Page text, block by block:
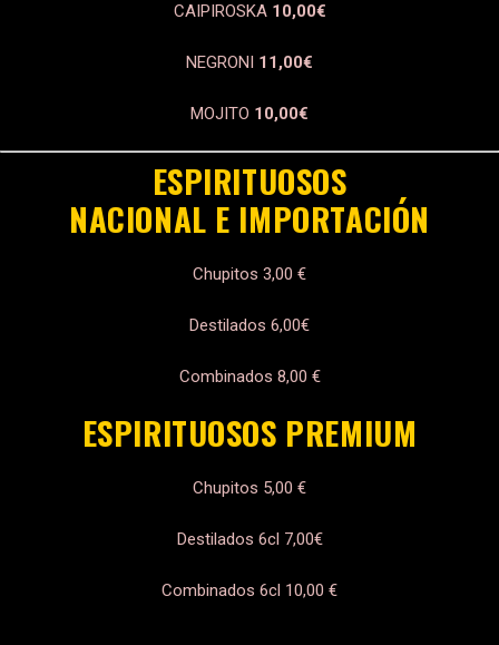
CAIPIROSKA 10,00€
NEGRONI 11,00€
MOJITO 10,00€
ESPIRITUOSOS
NACIONAL E IMPORTACIÓN
Chupitos 3,00 €
Destilados 6,00€
Combinados 8,00 €
ESPIRITUOSOS PREMIUM
Chupitos 5,00 €
Destilados 6cl 7,00€
Combinados 6cl 10,00 €